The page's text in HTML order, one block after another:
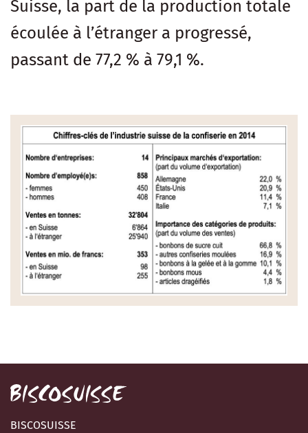
Suisse, la part de la production totale
écoulée à l’étranger a progressé,
passant de 77,2 % à 79,1 %.
BISCOSUISSE